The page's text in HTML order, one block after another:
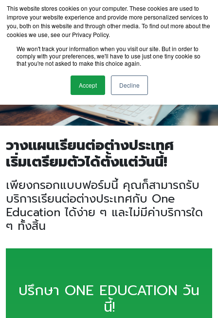
This website stores cookies on your computer. These cookies are used to
improve your website experience and provide more personalized services to
you, both on this website and through other media. To find out more about the
cookies we use, see our Privacy Policy.
We won't track your information when you visit our site. But in order to
comply with your preferences, we'll have to use just one tiny cookie so
that you're not asked to make this choice again.
Accept Decline
วางแผนเรียนต่อต่างประเทศ
เริ่มเตรียมตัวได้ตั้งแต่วันนี้!
เพียงกรอกแบบฟอร์มนี้ คุณก็สามารถรับ
บริการเรียนต่อต่างประเทศกับ One
Education ได้ง่าย ๆ และไม่มีค่าบริการใด
ๆ ทั้งสิ้น
ปรึกษา ONE EDUCATION วัน
นี้!